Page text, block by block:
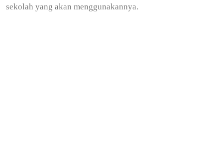
sekolah yang akan menggunakannya.